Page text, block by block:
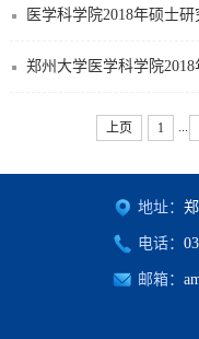
医学科学院2018年硕士
上页 1
地址：
电话：
邮箱：